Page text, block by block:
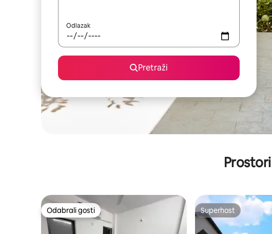
Odlazak
Pretraži
Odabrali gosti
Odabrali gosti Superhost
Superhost